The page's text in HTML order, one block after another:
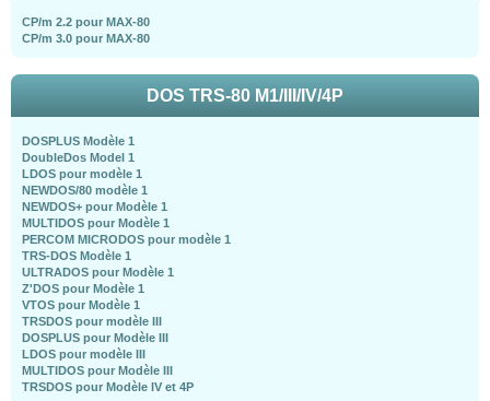
CP/m 2.2 pour MAX-80
CP/m 3.0 pour MAX-80
DOS TRS-80 M1/III/IV/4P
DOSPLUS Modèle 1
DoubleDos Model 1
LDOS pour modèle 1
NEWDOS/80 modèle 1
NEWDOS+ pour Modèle 1
MULTIDOS pour Modèle 1
PERCOM MICRODOS pour modèle 1
TRS-DOS Modèle 1
ULTRADOS pour Modèle 1
Z'DOS pour Modèle 1
VTOS pour Modèle 1
TRSDOS pour modèle III
DOSPLUS pour Modèle III
LDOS pour modèle III
MULTIDOS pour Modèle III
TRSDOS pour Modèle IV et 4P